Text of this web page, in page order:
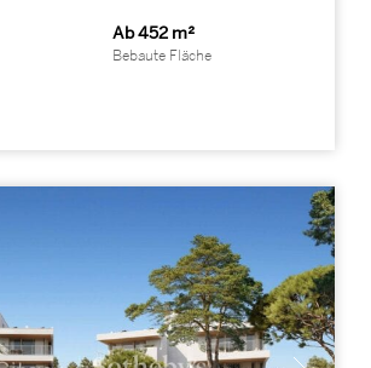
Ab 452 m²
Bebaute Fläche